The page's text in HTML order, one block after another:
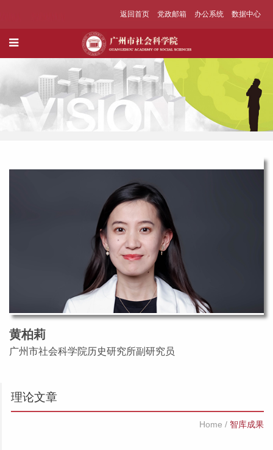
返回首页 党政邮箱 办公系统 数据中心
黄柏莉
广州市社会科学院历史研究所副研究员
理论文章
Home / 智库成果